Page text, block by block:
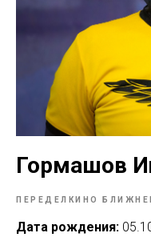
Гормашов
ПЕРЕДЕЛКИНО
Дата рождения: